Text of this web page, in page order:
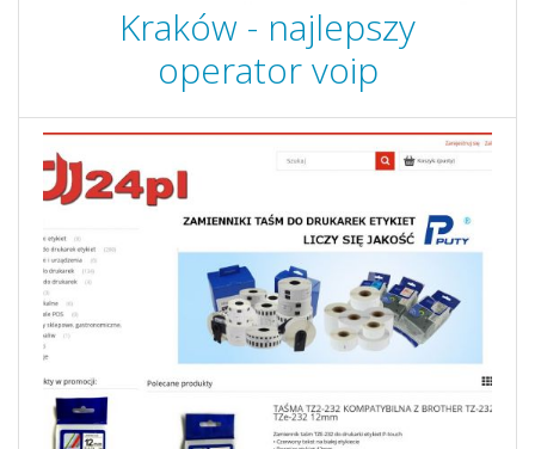
Kraków - najlepszy
operator voip